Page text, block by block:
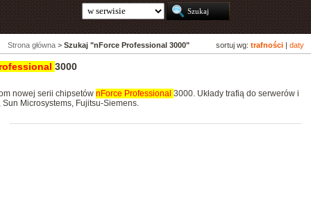
sortuj wg: trafności daty
Strona główna > Szukaj "nForce Professional 3000"
3000
nowej serii chipsetów nForce Professional 3000. Układy trafią do serwerów i
Microsystems, Fujitsu-Siemens.